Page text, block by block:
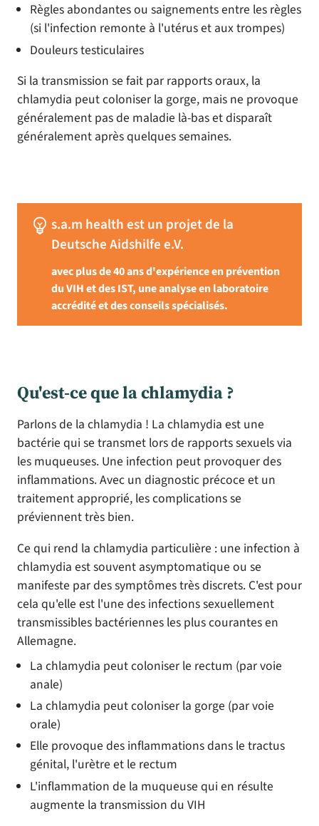
Règles abondantes ou saignements entre les règles
(si l'infection remonte à l'utérus et aux trompes)
Douleurs testiculaires
Si la transmission se fait par rapports oraux, la
chlamydia peut coloniser la gorge, mais ne provoque
généralement pas de maladie là-bas et disparaît
généralement après quelques semaines.
emoji_objects s.a.m health est un projet de la
Deutsche Aidshilfe e.V.
avec plus de 40 ans d'expérience en prévention
du VIH et des IST, une analyse en laboratoire
accrédité et des conseils spécialisés.
Qu'est-ce que la chlamydia ?
Parlons de la chlamydia ! La chlamydia est une
bactérie qui se transmet lors de rapports sexuels via
les muqueuses. Une infection peut provoquer des
inflammations. Avec un diagnostic précoce et un
traitement approprié, les complications se
préviennent très bien.
Ce qui rend la chlamydia particulière : une infection à
chlamydia est souvent asymptomatique ou se
manifeste par des symptômes très discrets. C'est pour
cela qu'elle est l'une des infections sexuellement
transmissibles bactériennes les plus courantes en
Allemagne.
La chlamydia peut coloniser le rectum (par voie
anale)
La chlamydia peut coloniser la gorge (par voie
orale)
Elle provoque des inflammations dans le tractus
génital, l'urètre et le rectum
L'inflammation de la muqueuse qui en résulte
augmente la transmission du VIH